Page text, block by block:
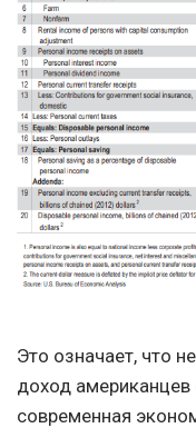
Это означает, что
доход американцев
современная